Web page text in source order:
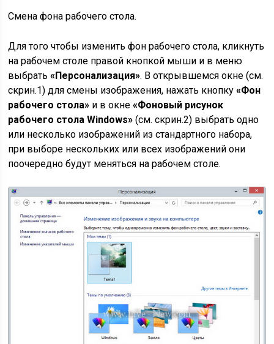
Смена фона рабочего стола.
Для того чтобы изменить фон рабочего стола, кликнуть
на рабочем столе правой кнопкой мыши и в меню
выбрать«Персонализация». В открывшемся окне (см.
скрин.1) для смены изображения, нажать кнопку«Фон
рабочего стола» и в окне«Фоновый рисунок
рабочего стола Windows» (см. скрин.2) выбрать одно
или несколько изображений из стандартного набора,
при выборе нескольких или всех изображений они
поочередно будут меняться на рабочем столе.